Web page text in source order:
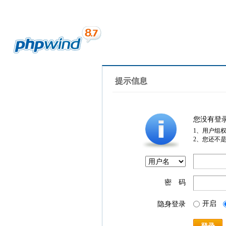
提示信息
您没有登
1、用户组
2、您还不
密 码
隐身登录 开启